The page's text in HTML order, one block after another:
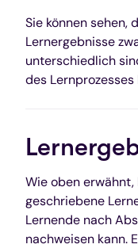
Sie können sehen,
Lernergebnisse
unterschiedlich
des
Wie oben
geschriebene
Lernende nach
nachweisen kann.